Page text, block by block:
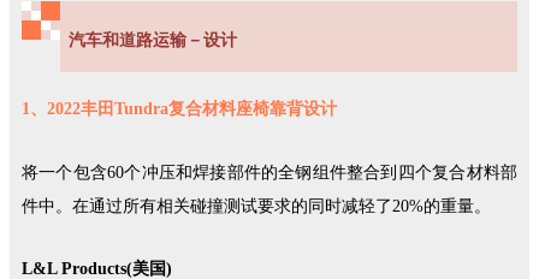
汽车和道路运输－设计
1、2022丰田Tundra复合材料座椅靠背设计
将一个包含60个冲压和焊接部件的全钢组件整合到四个复合材料部
件中。在通过所有相关碰撞测试要求的同时减轻了20%的重量。
L&L Products(美国)